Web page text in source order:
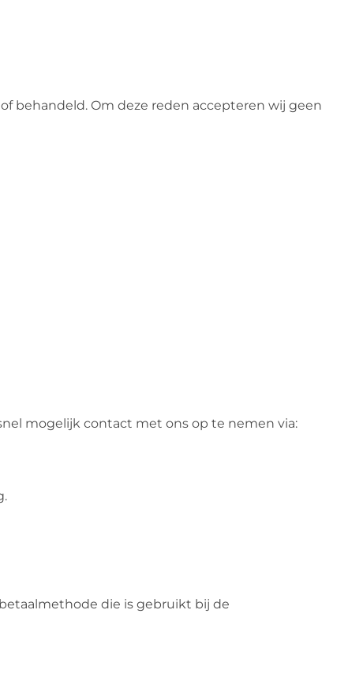
behandeld. Om deze reden accepteren wij geen
mogelijk contact met ons op te nemen via:
die is gebruikt bij de